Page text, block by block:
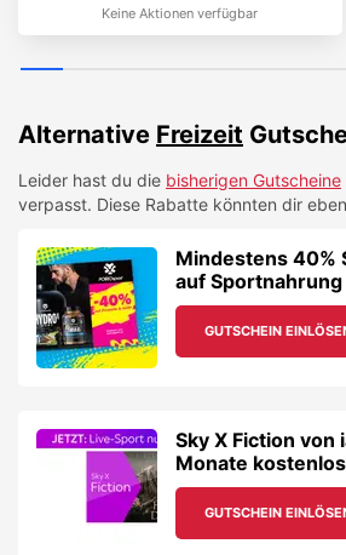
Keine Aktionen verfügbar
Alternative Freizeit
Leider hast du die bisherigen Gutscheine
verpasst. Diese Rabatte könnten dir
Mindestens 40%
auf
GUTSCHEIN
Sky X Fiction
Monate
GUTSCHEIN